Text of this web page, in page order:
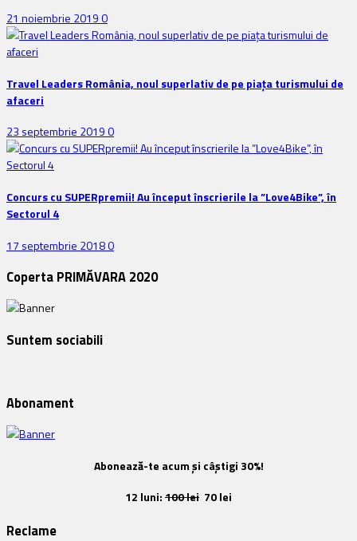
21 noiembrie 20190
Travel Leaders România, noul superlativ de pe piața turismului de
afaceri
23 septembrie 20190
Concurs cu SUPERpremii! Au început înscrierile la ”Love4Bike”, în
Sectorul 4
17 septembrie 20180
Coperta PRIMĂVARA 2020
Suntem sociabili
Abonament
Abonează-te acum și câștigi 30%!
12 luni:100 lei 70 lei
Reclame